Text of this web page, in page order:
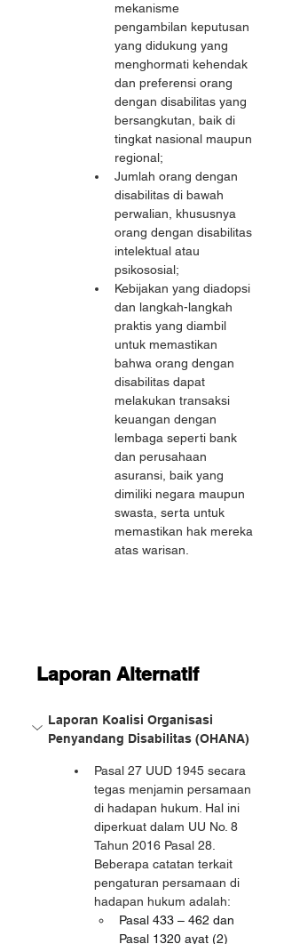
mekanisme
pengambilan keputusan
yang didukung yang
menghormati kehendak
dan preferensi orang
dengan disabilitas yang
bersangkutan, baik di
tingkat nasional maupun
regional;
Jumlah orang dengan
disabilitas di bawah
perwalian, khususnya
orang dengan disabilitas
intelektual atau
psikososial;
Kebijakan yang diadopsi
dan langkah-langkah
praktis yang diambil
untuk memastikan
bahwa orang dengan
disabilitas dapat
melakukan transaksi
keuangan dengan
lembaga seperti bank
dan perusahaan
asuransi, baik yang
dimiliki negara maupun
swasta, serta untuk
memastikan hak mereka
atas warisan.
Laporan Alternatif
Laporan Koalisi Organisasi
Penyandang Disabilitas (OHANA)
Pasal 27 UUD 1945 secara
tegas menjamin persamaan
di hadapan hukum. Hal ini
diperkuat dalam UU No. 8
Tahun 2016 Pasal 28.
Beberapa catatan terkait
pengaturan persamaan di
hadapan hukum adalah:
Pasal 433 – 462 dan
Pasal 1320 ayat (2)